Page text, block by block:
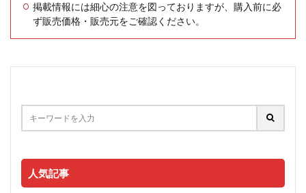
掲載情報には細心の注意を図っておりますが、購入前に必
ず販売価格・販売元をご確認ください。
人気記事